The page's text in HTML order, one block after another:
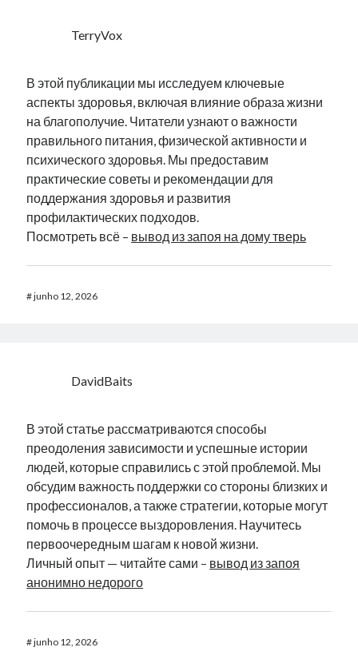
TerryVox
В этой публикации мы исследуем ключевые
аспекты здоровья, включая влияние образа жизни
на благополучие. Читатели узнают о важности
правильного питания, физической активности и
психического здоровья. Мы предоставим
практические советы и рекомендации для
поддержания здоровья и развития
профилактических подходов.
Посмотреть всё – вывод из запоя на дому тверь
#junho 12, 2026
DavidBaits
В этой статье рассматриваются способы
преодоления зависимости и успешные истории
людей, которые справились с этой проблемой. Мы
обсудим важность поддержки со стороны близких и
профессионалов, а также стратегии, которые могут
помочь в процессе выздоровления. Научитесь
первоочередным шагам к новой жизни.
Личный опыт — читайте сами – вывод из запоя
анонимно недорого
#junho 12, 2026